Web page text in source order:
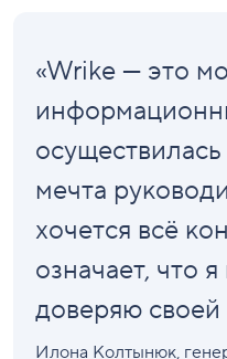
«Wrike — это
мечта
хочется всё
означает, что
доверяю своей
Илона Колтынюк,